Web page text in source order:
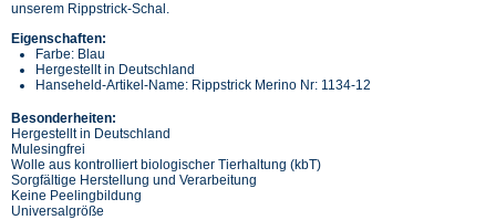
unserem Rippstrick-Schal.
Eigenschaften:
Farbe: Blau
Hergestellt in Deutschland
Hanseheld-Artikel-Name: Rippstrick Merino Nr: 1134-12
Besonderheiten:
Hergestellt in Deutschland
Mulesingfrei
Wolle aus kontrolliert biologischer Tierhaltung (kbT)
Sorgfältige Herstellung und Verarbeitung
Keine Peelingbildung
Universalgröße